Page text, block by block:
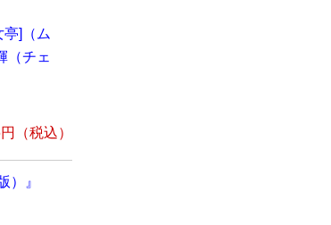
亭]（ム
（チェ
（税込）
）』